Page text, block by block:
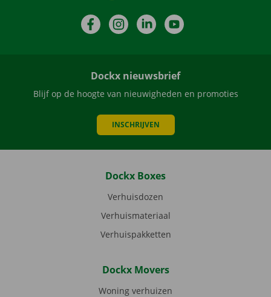
FacebookInstagramLinkedIn
Dockx nieuwsbrief
Blijf op de hoogte van nieuwigheden en promoties
INSCHRIJVEN
Dockx Boxes
Verhuisdozen
Verhuismateriaal
Verhuispakketten
Dockx Movers
Woning verhuizen